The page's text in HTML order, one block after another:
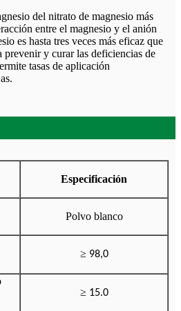
del nitrato de magnesio más
entre el magnesio y el anión
es hasta tres veces más eficaz que
prevenir y curar las deficiencias de
tasas de aplicación
Especificación
Polvo blanco
≥ 98,0
≥ 15.0